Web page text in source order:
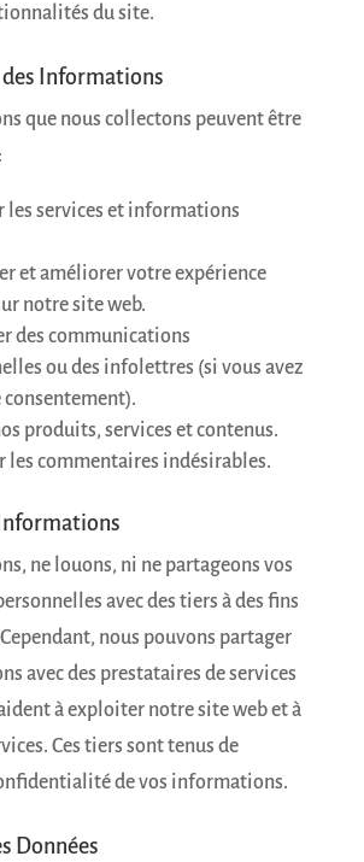
du site.
Informations
que nous collectons peuvent être
les services et informations
et améliorer votre expérience
notre site web.
des communications
ou des infolettres (si vous avez
produits, services et contenus.
les commentaires indésirables.
ne louons, ni ne partageons vos
avec des tiers à des fins
nous pouvons partager
avec des prestataires de services
à exploiter notre site web et à
Ces tiers sont tenus de
de vos informations.
Données